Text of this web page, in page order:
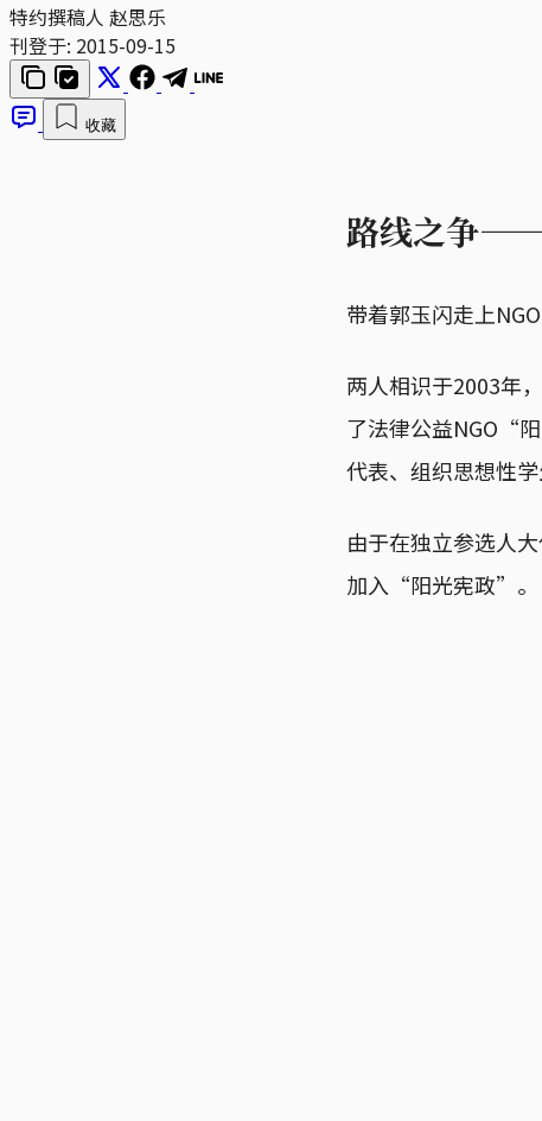
特约撰稿人 赵思乐
刊登于: 2015-09-15
收藏
路线之争——
带着郭玉闪走上
两人相识于2003年
了法律公益NGO“
代表、组织思想性
由于在独立参选人
加入“阳光宪政”。